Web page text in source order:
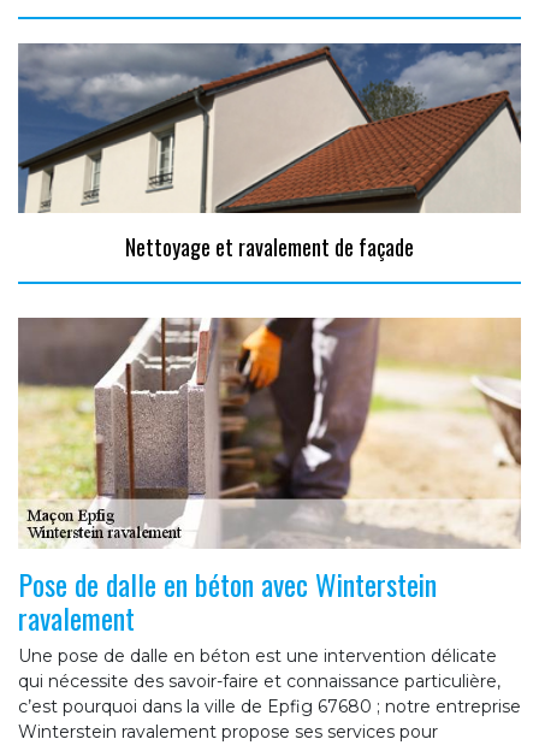
Nettoyage et ravalement de façade
Pose de dalle en béton avec Winterstein
ravalement
Une pose de dalle en béton est une intervention délicate
qui nécessite des savoir-faire et connaissance particulière,
c’est pourquoi dans la ville de Epfig 67680 ; notre entreprise
Winterstein ravalement propose ses services pour